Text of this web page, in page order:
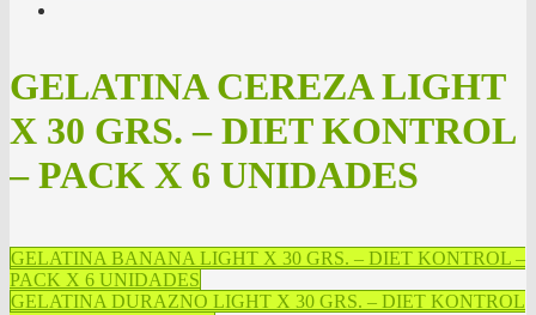
GELATINA CEREZA LIGHT
X 30 GRS. – DIET KONTROL
– PACK X 6 UNIDADES
GELATINA BANANA LIGHT X 30 GRS. – DIET KONTROL –
PACK X 6 UNIDADES
GELATINA DURAZNO LIGHT X 30 GRS. – DIET KONTROL